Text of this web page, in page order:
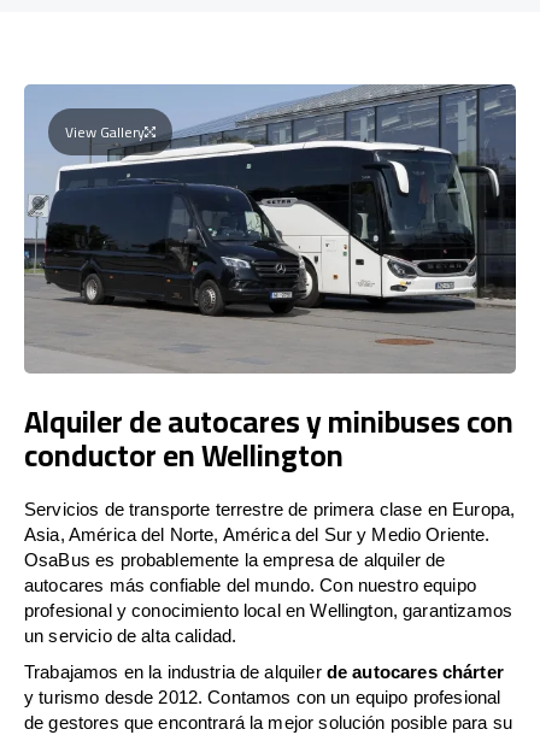
View Gallery
Alquiler de autocares y minibuses con
conductor en Wellington
Servicios de transporte terrestre de primera clase en Europa,
Asia, América del Norte, América del Sur y Medio Oriente.
OsaBus es probablemente la empresa de alquiler de
autocares más confiable del mundo. Con nuestro equipo
profesional y conocimiento local en Wellington, garantizamos
un servicio de alta calidad.
Trabajamos en la industria de alquiler de autocares chárter
y turismo desde 2012. Contamos con un equipo profesional
de gestores que encontrará la mejor solución posible para su